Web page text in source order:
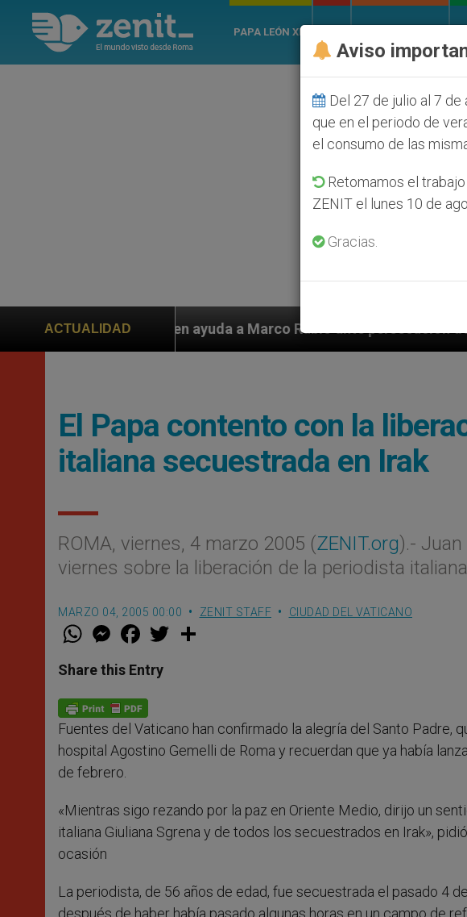
PAPA LEÓN XIV
ACTUALIDAD
ayuda a Marco Rubio ante persecución de colonos judíos que
El Papa contento con la
italiana secuestrada en Irak
ROMA, viernes, 4 marzo 2005 (ZENIT.org).-
viernes sobre la liberación de la periodista
MARZO 04, 2005 00:00 ZENIT STAFF CIUDAD DEL VATICANO
W
t
s
p
p
M
e
s
e
g
e
r
F
a
e
b
o
k
w
Share this Entry
Fuentes del Vaticano han confirmado la alegría del Santo Padre,
hospital Agostino Gemelli de Roma y recuerdan que ya había
de febrero.
«Mientras sigo rezando por la paz en Oriente Medio, dirijo un
italiana Giuliana Sgrena y de todos los secuestrados en Irak»,
ocasión
La periodista, de 56 años de edad, fue secuestrada el pasado 4
después de haber había pasado algunas horas en un campo de
Aviso
Del 27 de julio al 7
que en el periodo de
el consumo de las
Retomamos el
ZENIT el lunes 10 de
Gracias.